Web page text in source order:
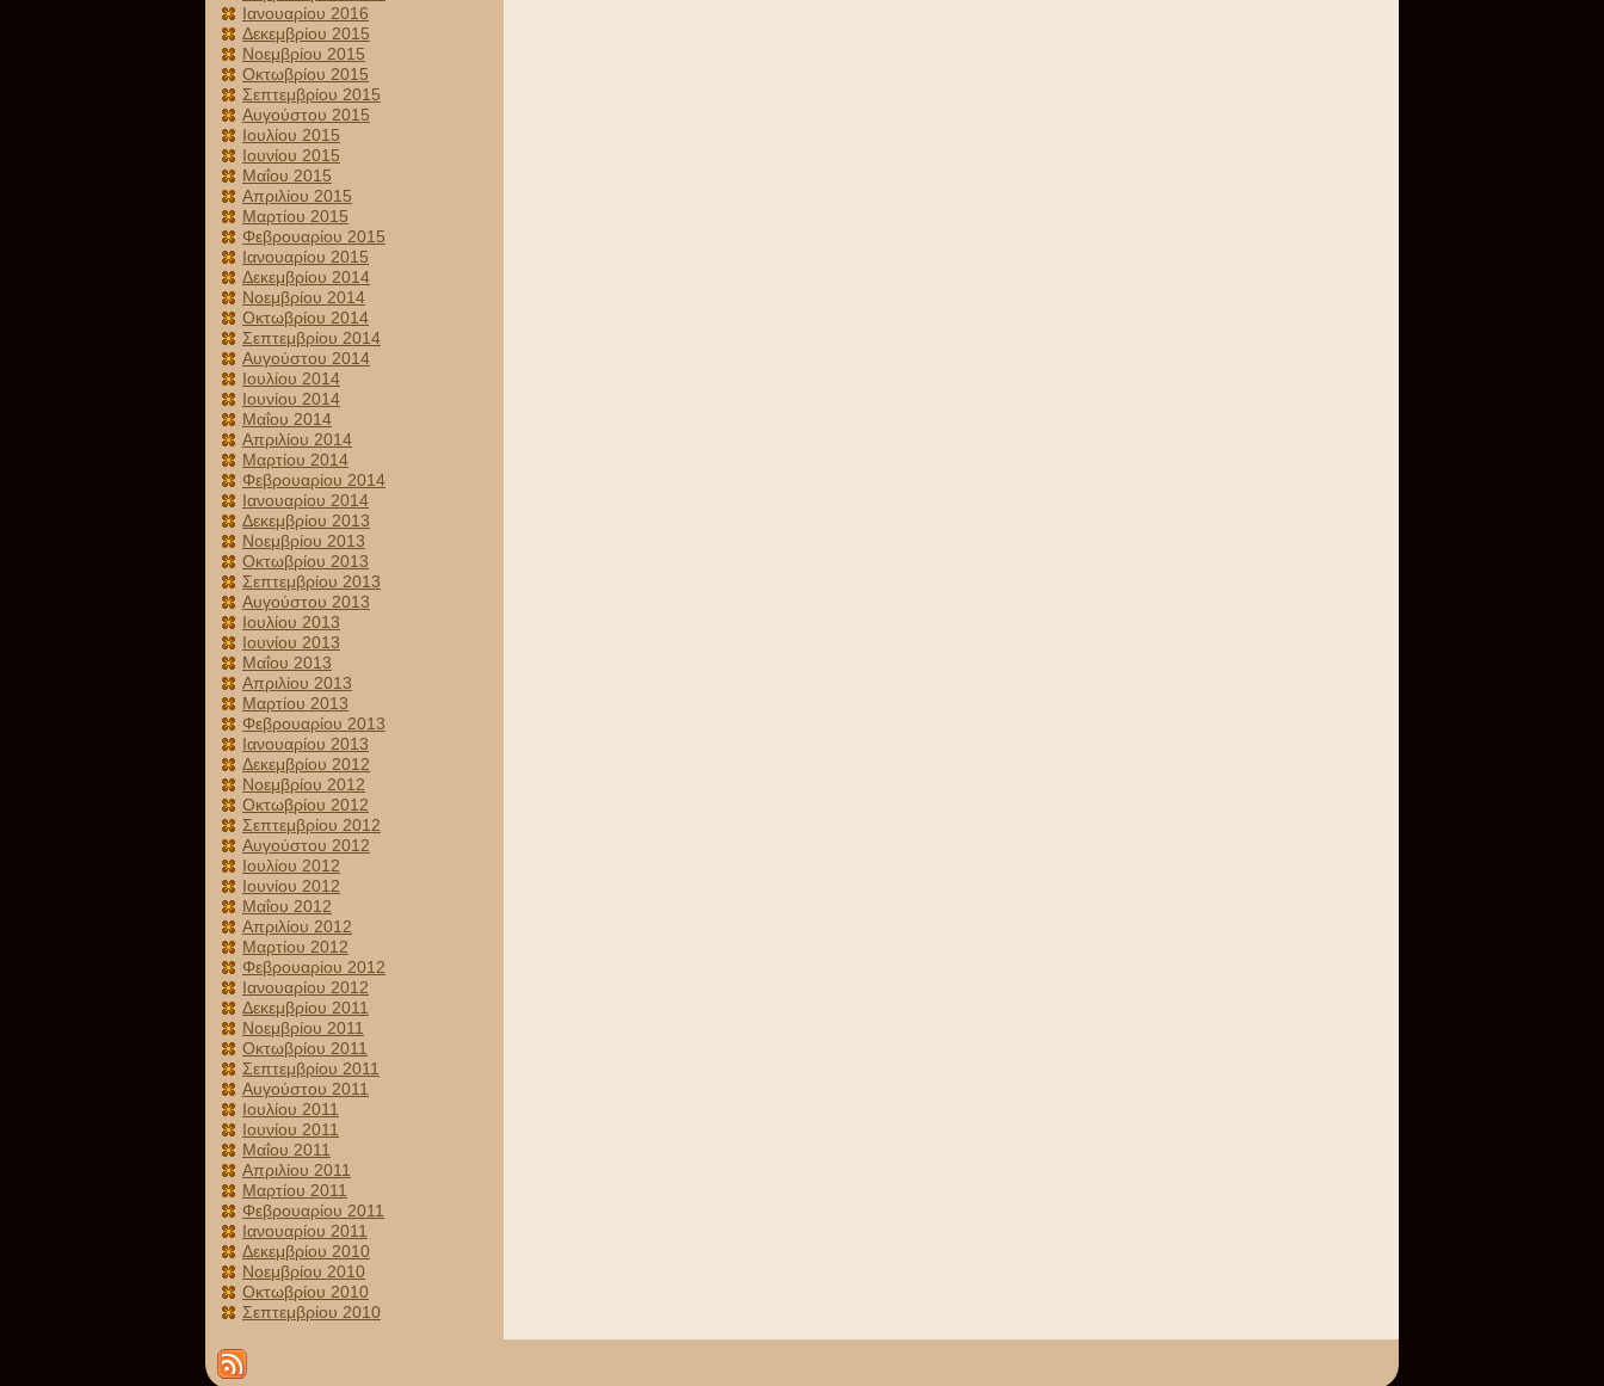
Ιανουαρίου 2016
Δεκεμβρίου 2015
Νοεμβρίου 2015
Οκτωβρίου 2015
Σεπτεμβρίου 2015
Αυγούστου 2015
Ιουλίου 2015
Ιουνίου 2015
Μαΐου 2015
Απριλίου 2015
Μαρτίου 2015
Φεβρουαρίου 2015
Ιανουαρίου 2015
Δεκεμβρίου 2014
Νοεμβρίου 2014
Οκτωβρίου 2014
Σεπτεμβρίου 2014
Αυγούστου 2014
Ιουλίου 2014
Ιουνίου 2014
Μαΐου 2014
Απριλίου 2014
Μαρτίου 2014
Φεβρουαρίου 2014
Ιανουαρίου 2014
Δεκεμβρίου 2013
Νοεμβρίου 2013
Οκτωβρίου 2013
Σεπτεμβρίου 2013
Αυγούστου 2013
Ιουλίου 2013
Ιουνίου 2013
Μαΐου 2013
Απριλίου 2013
Μαρτίου 2013
Φεβρουαρίου 2013
Ιανουαρίου 2013
Δεκεμβρίου 2012
Νοεμβρίου 2012
Οκτωβρίου 2012
Σεπτεμβρίου 2012
Αυγούστου 2012
Ιουλίου 2012
Ιουνίου 2012
Μαΐου 2012
Απριλίου 2012
Μαρτίου 2012
Φεβρουαρίου 2012
Ιανουαρίου 2012
Δεκεμβρίου 2011
Νοεμβρίου 2011
Οκτωβρίου 2011
Σεπτεμβρίου 2011
Αυγούστου 2011
Ιουλίου 2011
Ιουνίου 2011
Μαΐου 2011
Απριλίου 2011
Μαρτίου 2011
Φεβρουαρίου 2011
Ιανουαρίου 2011
Δεκεμβρίου 2010
Νοεμβρίου 2010
Οκτωβρίου 2010
Σεπτεμβρίου 2010